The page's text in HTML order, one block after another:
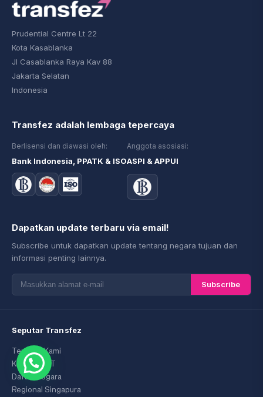
Prudential Centre Lt 22
Kota Kasablanka
Jl Casablanka Raya Kav 88
Jakarta Selatan
Indonesia
Transfez adalah lembaga tepercaya
Berlisensi dan diawasi oleh:
Bank Indonesia, PPATK & ISO
Anggota asosiasi:
ASPI & APPUI
Dapatkan update terbaru via email!
Subscribe untuk dapatkan update tentang negara tujuan dan
informasi penting lainnya.
Subscribe
Seputar Transfez
Tentang Kami
Kode SWIFT
Daftar Negara
Regional Singapura